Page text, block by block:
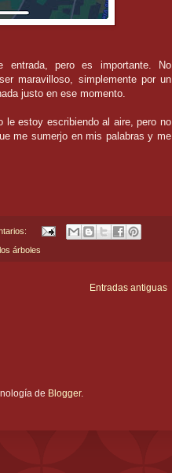
entrada, pero es importante. No
maravilloso, simplemente por un
justo en ese momento.
le estoy escribiendo al aire, pero no
me sumerjo en mis palabras y me
árboles
Entradas antiguas
de Blogger.